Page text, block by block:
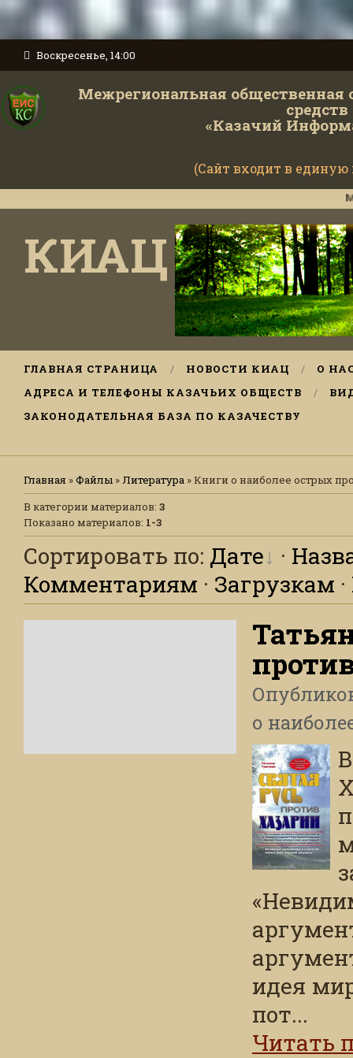
Воскресенье, 14:00
Межрегиональная общественная
«Казачий
(Сайт входит в
КИАЦ
ГЛАВНАЯ СТРАНИЦА НОВОСТИ КИАЦ
О
АДРЕСА И ТЕЛЕФОНЫ КАЗАЧЬИХ ОБЩЕСТВ
ЗАКОНОДАТЕЛЬНАЯ БАЗА ПО КАЗАЧЕСТВУ
Главная »Файлы »Литература » Книги о наиболее острых
В категории материалов: 3
Показано материалов: 1-3
Сортировать по: Дате ·
Комментариям · Загрузкам ·
о
идея
пот...
Читать